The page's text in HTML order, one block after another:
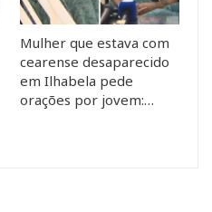
Mulher que estava com
cearense desaparecido
em Ilhabela pede
orações por jovem:…